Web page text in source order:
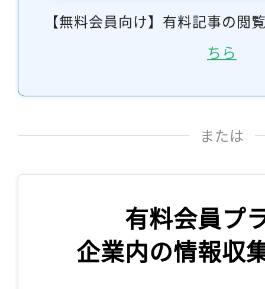
【無料会員向け】有料記事の閲
ちら
または
有料会員プ
企業内の情報収